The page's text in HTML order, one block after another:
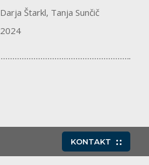
Darja Štarkl, Tanja Sunčič
2024
KONTAKT